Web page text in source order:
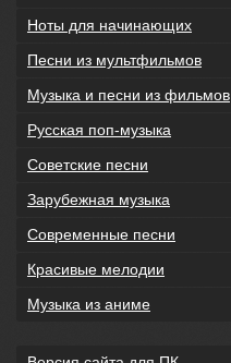
Ноты для начинающих
Песни из мультфильмов
Музыка и песни из фильмов
Русская поп-музыка
Советские песни
Зарубежная музыка
Современные песни
Красивые мелодии
Музыка из аниме